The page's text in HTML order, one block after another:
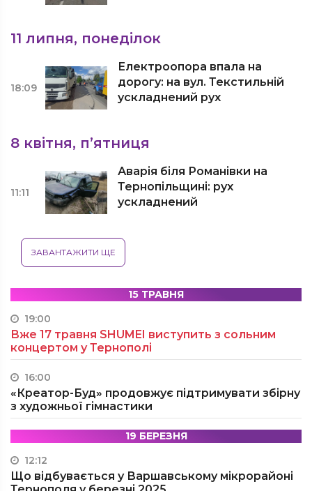
11 липня, понеділок
18:09
Електроопора впала на
дорогу: на вул. Текстильній
ускладнений рух
8 квітня, п’ятниця
11:11
Аварія біля Романівки на
Тернопільщині: рух
ускладнений
ЗАВАНТАЖИТИ ЩЕ
15 ТРАВНЯ
19:00
Вже 17 травня SHUMEI виступить з сольним
концертом у Тернополі
16:00
«Креатор-Буд» продовжує підтримувати збірну
з художньої гімнастики
19 БЕРЕЗНЯ
12:12
Що відбувається у Варшавському мікрорайоні